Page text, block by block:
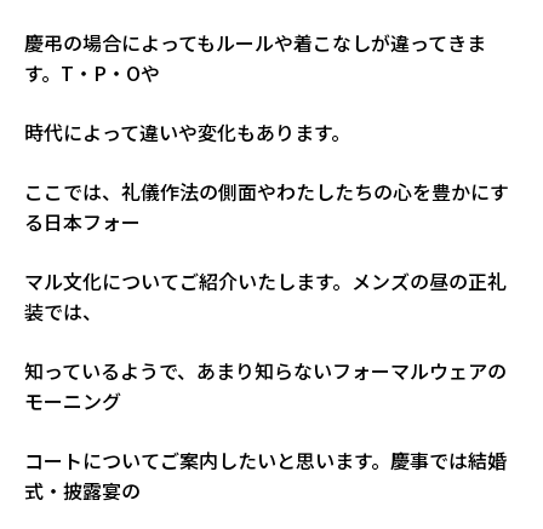
慶弔の場合によってもルールや着こなしが違ってきま
す。T・P・Oや
時代によって違いや変化もあります。
ここでは、礼儀作法の側面やわたしたちの心を豊かにす
る日本フォー
マル文化についてご紹介いたします。メンズの昼の正礼
装では、
知っているようで、あまり知らないフォーマルウェアの
モーニング
コートについてご案内したいと思います。慶事では結婚
式・披露宴の